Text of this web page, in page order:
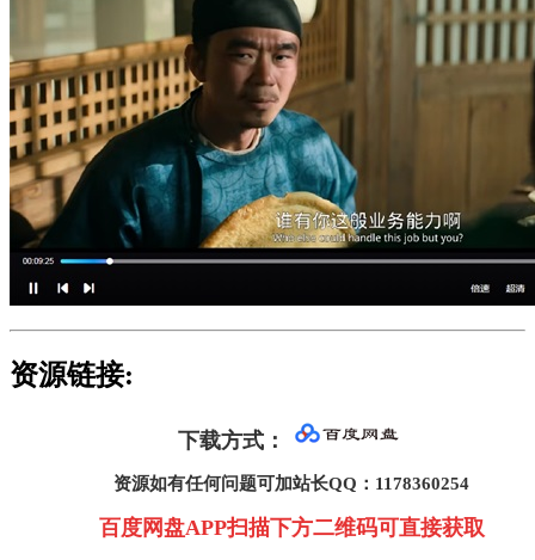
资源链接:
下载方式 ：
资源如有任何问题可加站长QQ：1178360254
百度网盘APP扫描下方二维码可直接获取